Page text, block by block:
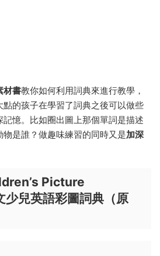
材書教你如何利用詞典來進行教學，
點的孩子在學習了詞典之後可以做些
記憶。比如圈出圖上那個單詞是描述
是誰？做趣味練習的同時又是加深
Picture
兒英語彩圖詞典（原